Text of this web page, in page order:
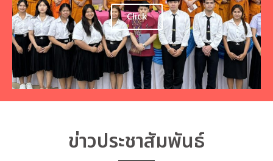
Click
ข่าวประชาสัมพันธ์